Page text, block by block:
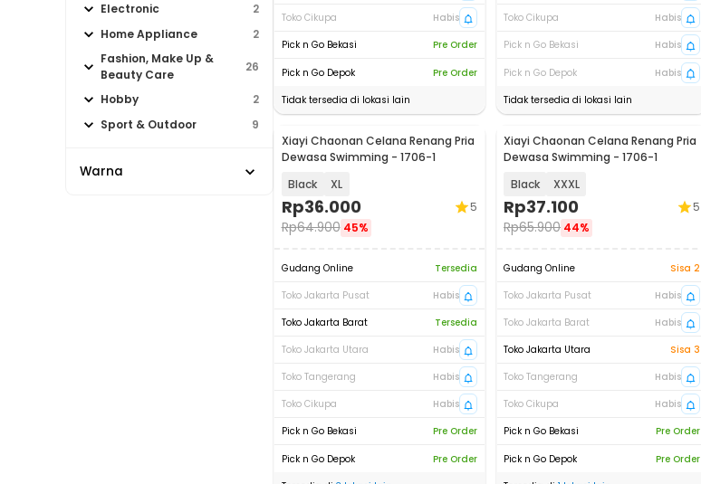
Electronic
2
Home Appliance
2
Fashion, Make Up &
Beauty Care
26
Hobby
2
Sport & Outdoor
9
Warna
Toko Cikupa
Habis
Pick n Go Bekasi
Pre Order
Pick n Go Depok
Pre Order
Tidak tersedia di lokasi lain
Toko Cikupa
Habis
Pick n Go Bekasi
Habis
Pick n Go Depok
Habis
Tidak tersedia di lokasi lain
Xiayi Chaonan Celana Renang Pria
Dewasa Swimming - 1706-1
Black
XL
Rp36.000
Rp64.900 45%
5
Gudang Online
Tersedia
Toko Jakarta Pusat
Habis
Toko Jakarta Barat
Tersedia
Toko Jakarta Utara
Habis
Toko Tangerang
Habis
Toko Cikupa
Habis
Pick n Go Bekasi
Pre Order
Pick n Go Depok
Pre Order
Xiayi Chaonan Celana Renang Pria
Dewasa Swimming - 1706-1
Black
XXXL
Rp37.100
Rp65.900 44%
5
Gudang Online
Sisa 2
Toko Jakarta Pusat
Habis
Toko Jakarta Barat
Habis
Toko Jakarta Utara
Sisa 3
Toko Tangerang
Habis
Toko Cikupa
Habis
Pick n Go Bekasi
Pre Order
Pick n Go Depok
Pre Order